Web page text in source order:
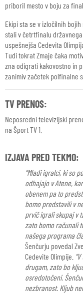
priboril mesto v boju za
Ekipi sta se v izločilnih
stali v četrtfinalu
uspešnejša Cedevita
Tudi tokrat Zmaje čaka
zna odigrati kakovostno in
zanimiv začetek polfinalne
TV PRENOS:
Neposredni televizijski
na Šport TV 1.
IZJAVA PRED TEKMO:
“Mladi igralci, ki so
odhajajo v Atene,
obenem pa to
bomo predstavili v
prvič igrali skupaj v
zato bomo računali
našega programa
Šenčurju povedal
Cedevite Olimpije.
drugam, zato bo
osredotočeni.
nezbranost. Kljub